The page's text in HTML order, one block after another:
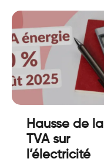
Hausse de la
TVA sur
l’électricité